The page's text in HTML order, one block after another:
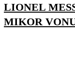
LIONEL
MIKOR